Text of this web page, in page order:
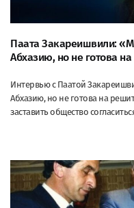
Паата Закареишвили:
Абхазию, но не готова
Интервью с Паатой
Абхазию, но не готова на
заставить общество